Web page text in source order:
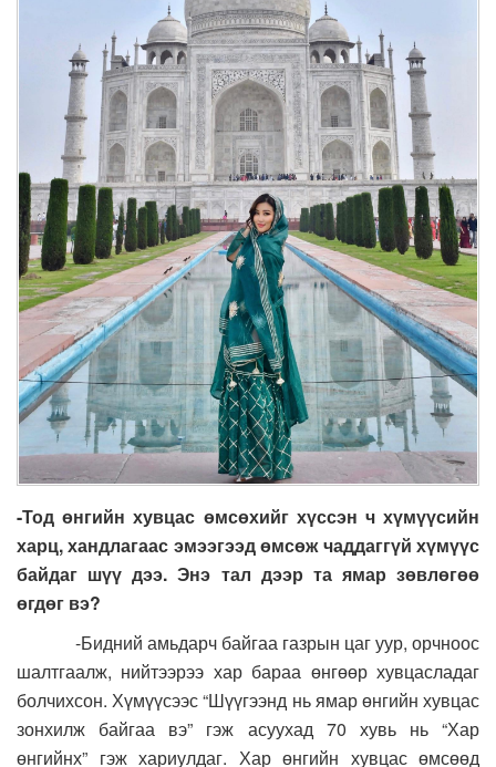
-Тод өнгийн хувцас өмсөхийг хүссэн ч хүмүүсийн
харц, хандлагаас эмээгээд өмсөж чаддаггүй хүмүүс
байдаг шүү дээ. Энэ тал дээр та ямар зөвлөгөө
өгдөг вэ?
-Бидний амьдарч байгаа газрын цаг уур, орчноос
шалтгаалж, нийтээрээ хар бараа өнгөөр хувцасладаг
болчихсон. Хүмүүсээс “Шүүгээнд нь ямар өнгийн хувцас
зонхилж байгаа вэ” гэж асуухад 70 хувь нь “Хар
өнгийнх” гэж хариулдаг. Хар өнгийн хувцас өмсөөд